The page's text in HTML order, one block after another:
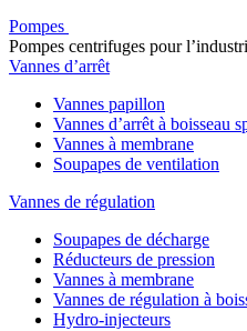
Pompes
Pompes centrifuges pour
Vannes d’arrêt
Vannes papillon
Vannes d’arrêt à boisseau
Vannes à membrane
Soupapes de ventilation
Vannes de régulation
Soupapes de décharge
Réducteurs de pression
Vannes à membrane
Vannes de régulation à
Hydro-injecteurs